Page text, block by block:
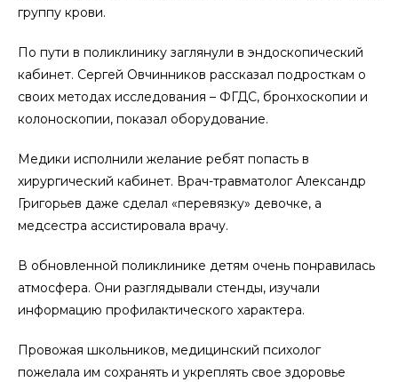
группу крови.
По пути в поликлинику заглянули в эндоскопический
кабинет. Сергей Овчинников рассказал подросткам о
своих методах исследования – ФГДС, бронхоскопии и
колоноскопии, показал оборудование.
Медики исполнили желание ребят попасть в
хирургический кабинет. Врач-травматолог Александр
Григорьев даже сделал «перевязку» девочке, а
медсестра ассистировала врачу.
В обновленной поликлинике детям очень понравилась
атмосфера. Они разглядывали стенды, изучали
информацию профилактического характера.
Провожая школьников, медицинский психолог
пожелала им сохранять и укреплять свое здоровье